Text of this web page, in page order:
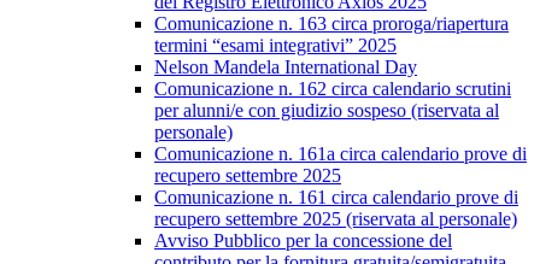
Comunicazione n. 163 circa proroga/riapertura
termini “esami integrativi” 2025
Nelson Mandela International Day
Comunicazione n. 162 circa calendario scrutini
per alunni/e con giudizio sospeso (riservata al
personale)
Comunicazione n. 161a circa calendario prove di
recupero settembre 2025
Comunicazione n. 161 circa calendario prove di
recupero settembre 2025 (riservata al personale)
Avviso Pubblico per la concessione del